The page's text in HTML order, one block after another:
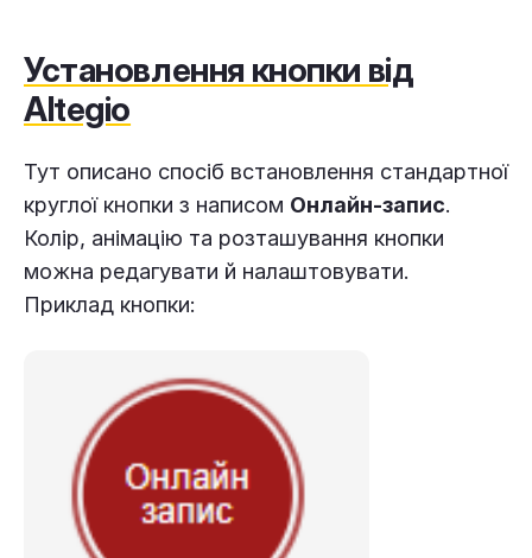
Установлення кнопки від
Altegio
Тут описано спосіб встановлення стандартної
круглої кнопки з написом Онлайн-запис.
Колір, анімацію та розташування кнопки
можна редагувати й налаштовувати.
Приклад кнопки: